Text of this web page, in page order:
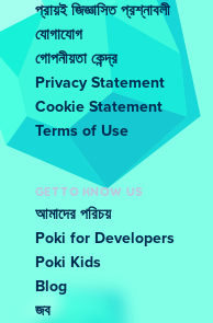
প্রায়ই জিজ্ঞাসিত প্রশ্নাবলী
যোগাযোগ
গোপনীয়তা কেন্দ্র
Privacy Statement
Cookie Statement
Terms of Use
GET TO KNOW US
আমাদের পরিচয়
Poki for Developers
Poki Kids
Blog
জব